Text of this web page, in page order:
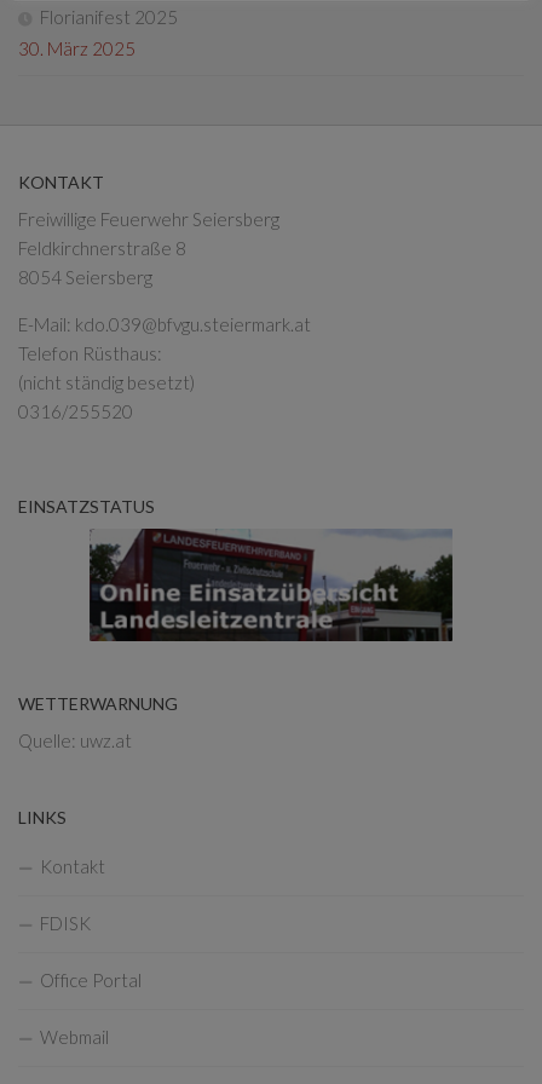
Florianifest 2025
30. März 2025
KONTAKT
Freiwillige Feuerwehr Seiersberg
Feldkirchnerstraße 8
8054 Seiersberg
E-Mail: kdo.039@bfvgu.steiermark.at
Telefon Rüsthaus:
(nicht ständig besetzt)
0316/255520
EINSATZSTATUS
WETTERWARNUNG
Quelle: uwz.at
LINKS
Kontakt
FDISK
Office Portal
Webmail